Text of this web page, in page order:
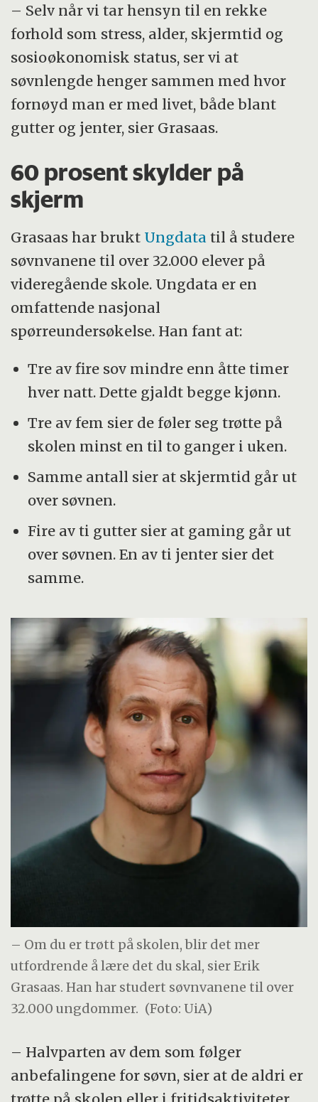
– Selv når vi tar hensyn til en rekke
forhold som stress, alder, skjermtid og
sosioøkonomisk status, ser vi at
søvnlengde henger sammen med hvor
fornøyd man er med livet, både blant
gutter og jenter, sier Grasaas.
60 prosent skylder på
skjerm
Grasaas har brukt Ungdata til å studere
søvnvanene til over 32.000 elever på
videregående skole. Ungdata er en
omfattende nasjonal
spørreundersøkelse. Han fant at:
Tre av fire sov mindre enn åtte timer
hver natt. Dette gjaldt begge kjønn.
Tre av fem sier de føler seg trøtte på
skolen minst en til to ganger i uken.
Samme antall sier at skjermtid går ut
over søvnen.
Fire av ti gutter sier at gaming går ut
over søvnen. En av ti jenter sier det
samme.
– Om du er trøtt på skolen, blir det mer
utfordrende å lære det du skal, sier Erik
Grasaas. Han har studert søvnvanene til over
32.000 ungdommer. (Foto: UiA)
– Halvparten av dem som følger
anbefalingene for søvn, sier at de aldri er